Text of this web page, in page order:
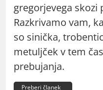
gregorjevega skozi
Razkrivamo vam,
so sinička,
metuljček v tem
prebujanja.
Preberi članek